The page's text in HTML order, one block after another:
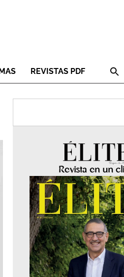
REVISTAS PDF
Revista en un